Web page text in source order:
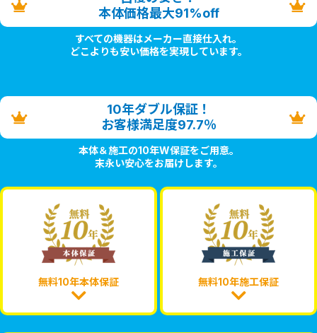
本体価格最大91%off
すべての機器はメーカー直接仕入れ。
どこよりも安い価格を実現しています。
10年ダブル保証！
お客様満足度97.7％
本体＆施工の10年W保証をご用意。
末永い安心をお届けします。
無料10年本体保証 無料10年施工保証